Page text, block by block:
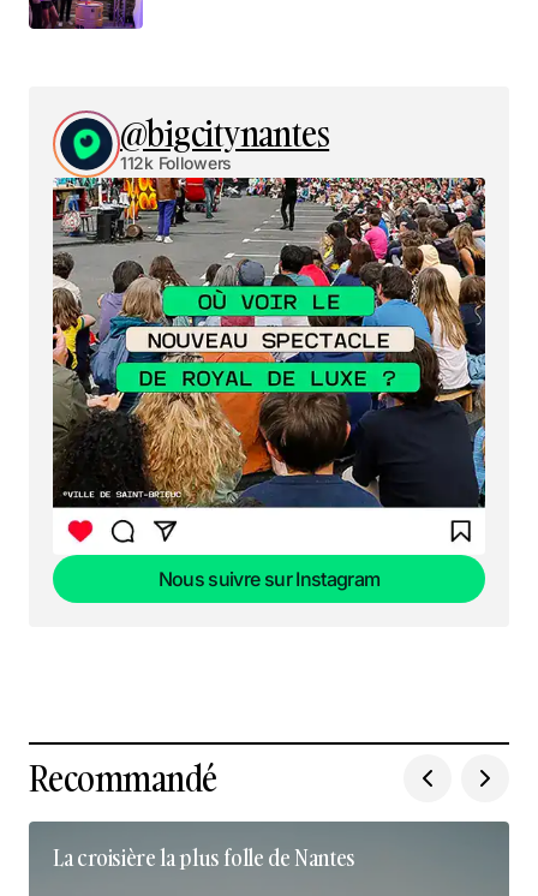
@bigcitynantes
112k Followers
Nous suivre sur Instagram
Recommandé
La croisière la plus folle de Nantes